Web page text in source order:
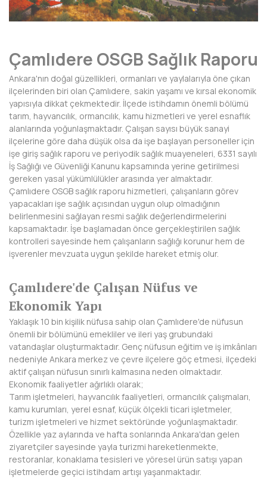
AKSARAY
ANTALYA
ARDAHAN
ARTVİN
AYDIN
BALIKESİR
BARTIN
BATMAN
BAYBURT
BİLECİK
BİNGÖL
BİTLİS
BOLU
BURDUR
BURSA
ÇANAKKALE
ÇANKIRI
ÇORUM
Çamlıdere OSGB Sağlık Raporu
Ankara'nın doğal güzellikleri, ormanları ve yaylalarıyla öne çıkan
ilçelerinden biri olan Çamlıdere, sakin yaşamı ve kırsal ekonomik
yapısıyla dikkat çekmektedir. İlçede istihdamın önemli bölümü
tarım, hayvancılık, ormancılık, kamu hizmetleri ve yerel esnaflık
alanlarında yoğunlaşmaktadır. Çalışan sayısı büyük sanayi
ilçelerine göre daha düşük olsa da işe başlayan personeller için
işe giriş sağlık raporu ve periyodik sağlık muayeneleri, 6331 sayılı
İş Sağlığı ve Güvenliği Kanunu kapsamında yerine getirilmesi
gereken yasal yükümlülükler arasında yer almaktadır.
Çamlıdere OSGB sağlık raporu hizmetleri, çalışanların görev
yapacakları işe sağlık açısından uygun olup olmadığının
belirlenmesini sağlayan resmi sağlık değerlendirmelerini
kapsamaktadır. İşe başlamadan önce gerçekleştirilen sağlık
kontrolleri sayesinde hem çalışanların sağlığı korunur hem de
işverenler mevzuata uygun şekilde hareket etmiş olur.
Çamlıdere'de Çalışan Nüfus ve
Ekonomik Yapı
Yaklaşık 10 bin kişilik nüfusa sahip olan Çamlıdere'de nüfusun
önemli bir bölümünü emekliler ve ileri yaş grubundaki
vatandaşlar oluşturmaktadır. Genç nüfusun eğitim ve iş imkânları
nedeniyle Ankara merkez ve çevre ilçelere göç etmesi, ilçedeki
aktif çalışan nüfusun sınırlı kalmasına neden olmaktadır.
Ekonomik faaliyetler ağırlıklı olarak;
Tarım işletmeleri, hayvancılık faaliyetleri, ormancılık çalışmaları,
kamu kurumları, yerel esnaf, küçük ölçekli ticari işletmeler,
turizm işletmeleri ve hizmet sektöründe yoğunlaşmaktadır.
Özellikle yaz aylarında ve hafta sonlarında Ankara'dan gelen
ziyaretçiler sayesinde yayla turizmi hareketlenmekte,
restoranlar, konaklama tesisleri ve yöresel ürün satışı yapan
işletmelerde geçici istihdam artışı yaşanmaktadır.